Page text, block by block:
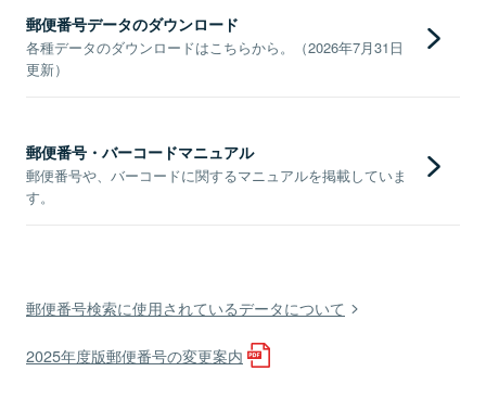
郵便番号データのダウンロード
各種データのダウンロードはこちらから。（2026年7月31日
更新）
郵便番号・バーコードマニュアル
郵便番号や、バーコードに関するマニュアルを掲載していま
す。
郵便番号検索に使用されているデータについて
2025年度版郵便番号の変更案内